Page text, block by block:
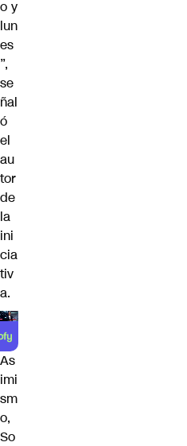
o y
lun
es
”,
se
ñal
ó
el
au
tor
de
la
ini
cia
tiv
a.
As
imi
sm
o,
So